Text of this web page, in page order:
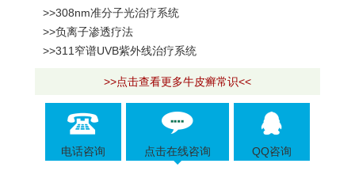
>>308nm准分子光治疗系统
>>负离子渗透疗法
>>311窄谱UVB紫外线治疗系统
>>点击查看更多牛皮癣常识<<
电话咨询 点击在线咨询 QQ咨询